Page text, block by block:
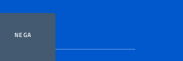
I COOKIES
NEGAI COOKIES